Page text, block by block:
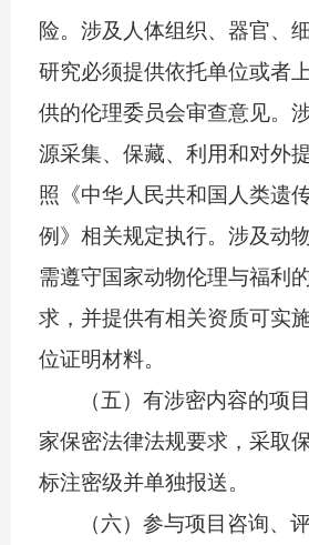
险。涉及人体组织、器官、
研究必须提供依托单位或者
供的伦理委员会审查意见。
源采集、保藏、利用和对外
照《中华人民共和国人类遗
例》相关规定执行。涉及动
需遵守国家动物伦理与福利
求，并提供有相关资质可实
位证明材料。
（五）有涉密内容的项
家保密法律法规要求，采取
标注密级并单独报送。
（六）参与项目咨询、